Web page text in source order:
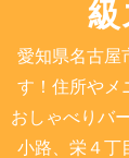
級
愛知県名古屋
す！住所やメ
おしゃべりバ
小路、栄４丁